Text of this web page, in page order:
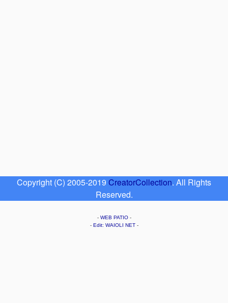
Copyright (C) 2005-2019 CreatorCollection. All Rights
Reserved.
- WEB PATIO-
- Edit: WAIOLI NET-